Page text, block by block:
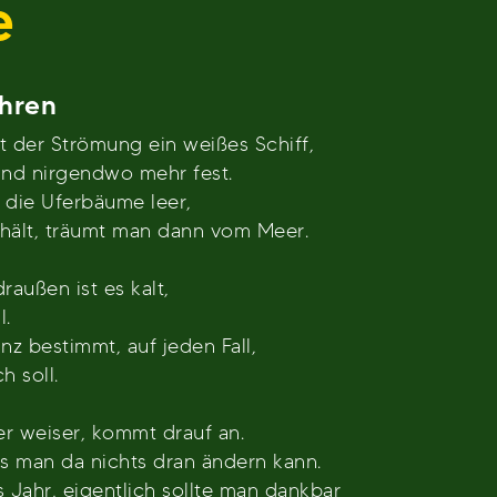
der Strömung ein weißes Schiff,
nirgendwo mehr fest.
Uferbäume leer,
träumt man dann vom Meer.
ist es kalt,
bestimmt, auf jeden Fall,
soll.
weiser, kommt drauf an.
man da nichts dran ändern kann.
Jahr, eigentlich sollte man dankbar